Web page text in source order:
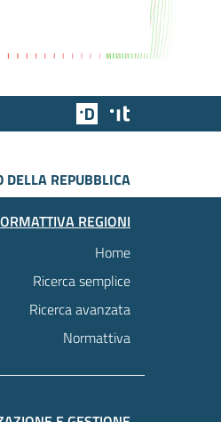
Team Digitale
DELLA REPUBBLICA
REGIONI
Home
Ricerca semplice
Ricerca avanzata
Normattiva